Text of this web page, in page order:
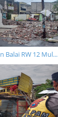
Balai RW 12 Mul...